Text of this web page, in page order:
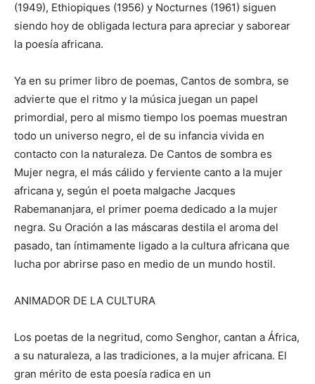
(1949), Ethiopiques (1956) y Nocturnes (1961) siguen
siendo hoy de obligada lectura para apreciar y saborear
la poesía africana.
Ya en su primer libro de poemas, Cantos de sombra, se
advierte que el ritmo y la música juegan un papel
primordial, pero al mismo tiempo los poemas muestran
todo un universo negro, el de su infancia vivida en
contacto con la naturaleza. De Cantos de sombra es
Mujer negra, el más cálido y ferviente canto a la mujer
africana y, según el poeta malgache Jacques
Rabemananjara, el primer poema dedicado a la mujer
negra. Su Oración a las máscaras destila el aroma del
pasado, tan íntimamente ligado a la cultura africana que
lucha por abrirse paso en medio de un mundo hostil.
ANIMADOR DE LA CULTURA
Los poetas de la negritud, como Senghor, cantan a África,
a su naturaleza, a las tradiciones, a la mujer africana. El
gran mérito de esta poesía radica en un